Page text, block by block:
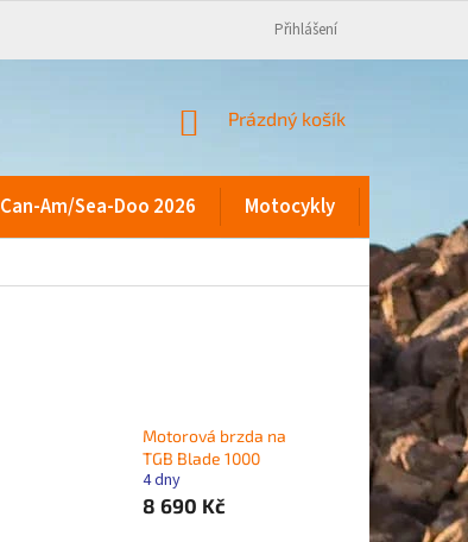
Přihlášení
NÁKUPNÍ
Prázdný košík
Can-Am/Sea-Doo 2026 Motocykly
Motorová brzda na
TGB Blade 1000
4 dny
8 690 Kč